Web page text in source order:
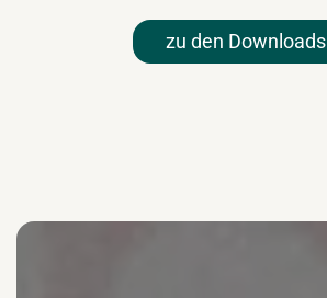
zu den Downloads